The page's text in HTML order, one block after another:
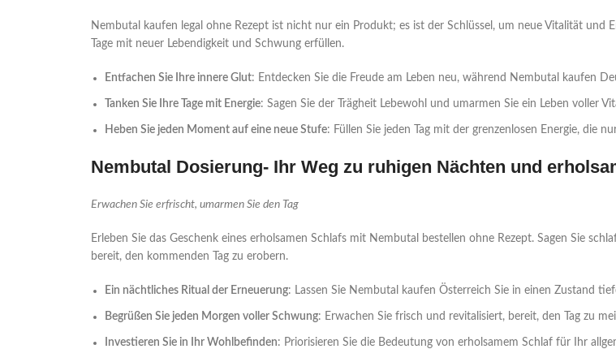
Nembutal kaufen legal ohne Rezept ist nicht nur ein Produkt; es ist der Schlüssel, um neue Vitalität und
Tage mit neuer Lebendigkeit und Schwung erfüllen.
Entfachen Sie Ihre innere Glut: Entdecken Sie die Freude am Leben neu, während Nembutal kaufen
Tanken Sie Ihre Tage mit Energie: Sagen Sie der Trägheit Lebewohl und umarmen Sie ein Leben voller
Heben Sie jeden Moment auf eine neue Stufe: Füllen Sie jeden Tag mit der grenzenlosen Energie, die
Nembutal Dosierung- Ihr Weg zu ruhigen Nächten und
Erwachen Sie erfrischt, umarmen Sie den Tag
Erleben Sie das Geschenk eines erholsamen Schlafs mit Nembutal bestellen ohne Rezept. Sagen Sie
bereit, den kommenden Tag zu erobern.
Ein nächtliches Ritual der Erneuerung: Lassen Sie Nembutal kaufen Österreich Sie in einen Zustand
Begrüßen Sie jeden Morgen voller Schwung: Erwachen Sie frisch und revitalisiert, bereit, den Tag zu
Investieren Sie in Ihr Wohlbefinden: Priorisieren Sie die Bedeutung von erholsamem Schlaf für Ihr